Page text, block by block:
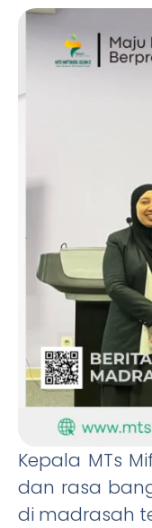
Kepala MTs
dan rasa
di madrasah